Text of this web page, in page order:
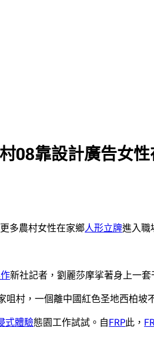
靠設計廣告女性
多農村女性在家鄉人形立牌進入職
新社記者，劉麗莎摩挲著身上一
村，一個離中國紅色圣地西柏
式體驗態園工作試試。自FRP此，